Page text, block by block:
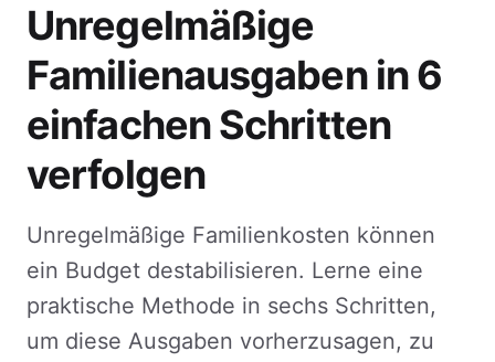
Unregelmäßige
Familienausgaben in 6
einfachen Schritten
verfolgen
Unregelmäßige Familienkosten können
ein Budget destabilisieren. Lerne eine
praktische Methode in sechs Schritten,
um diese Ausgaben vorherzusagen, zu